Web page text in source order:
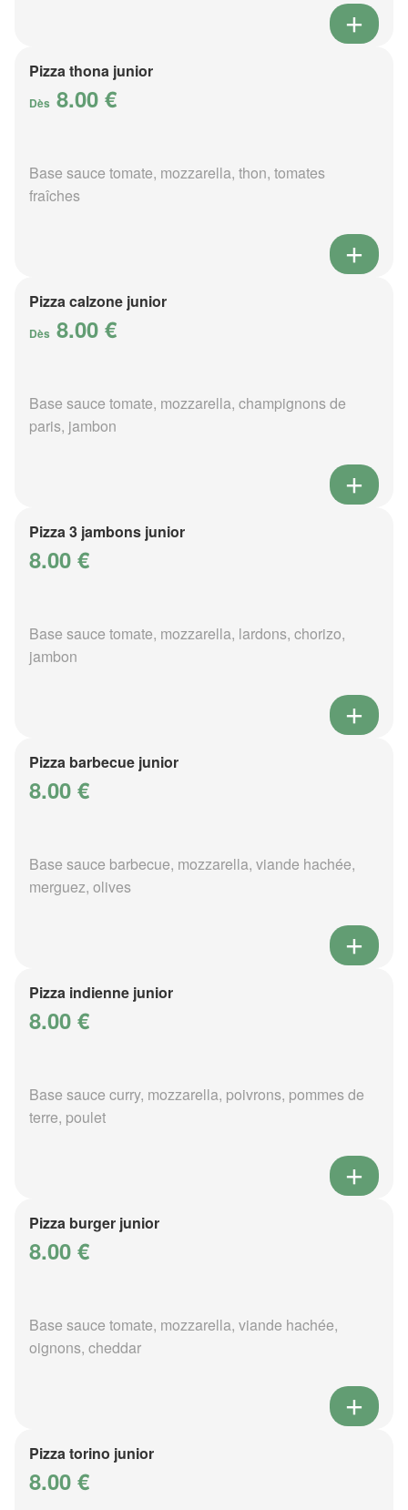
Pizza thona junior
Dès 8.00 €
Base sauce tomate, mozzarella, thon, tomates
fraîches
Pizza calzone junior
Dès 8.00 €
Base sauce tomate, mozzarella, champignons de
paris, jambon
Pizza 3 jambons junior
8.00 €
Base sauce tomate, mozzarella, lardons, chorizo,
jambon
Pizza barbecue junior
8.00 €
Base sauce barbecue, mozzarella, viande hachée,
merguez, olives
Pizza indienne junior
8.00 €
Base sauce curry, mozzarella, poivrons, pommes de
terre, poulet
Pizza burger junior
8.00 €
Base sauce tomate, mozzarella, viande hachée,
oignons, cheddar
Pizza torino junior
8.00 €